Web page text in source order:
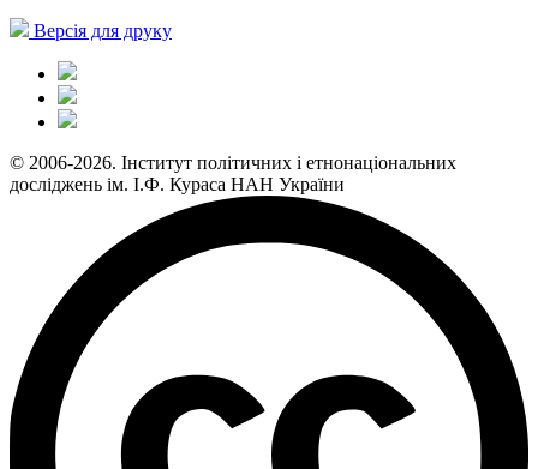
Версія для друку
© 2006-2026. Інститут політичних і етнонаціональних
досліджень ім. І.Ф. Кураса НАН України